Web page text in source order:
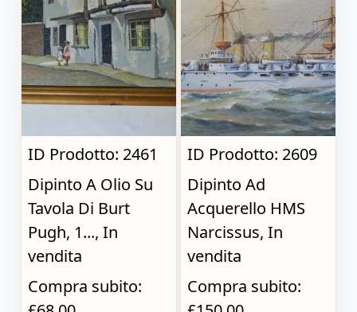
ID Prodotto: 2461
Dipinto A Olio Su
Tavola Di Burt
Pugh, 1..., In
vendita
Compra subito:
ID Prodotto: 2609
Dipinto Ad
Acquerello HMS
Narcissus, In
vendita
Compra subito: